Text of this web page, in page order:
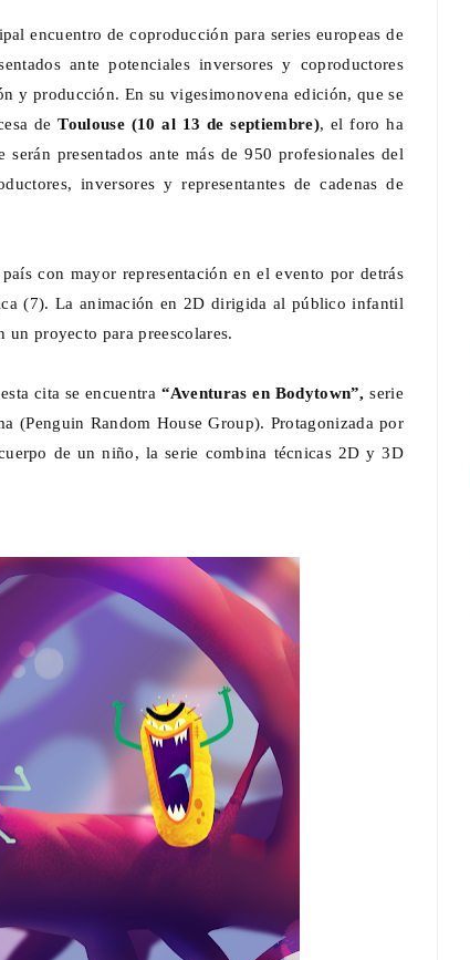
encuentro de coproducción para series europeas de
ante potenciales inversores y coproductores
y producción. En su vigesimonovena edición, que se
deToulouse (10 al 13 de septiembre), el foro ha
presentados ante más de 950 profesionales del
inversores y representantes de cadenas de
con mayor representación en el evento por detrás
(7). La animación en 2D dirigida al público infantil
un proyecto para preescolares.
cita se encuentra “Aventuras en Bodytown”, serie
(Penguin Random House Group). Protagonizada por
de un niño, la serie combina técnicas 2D y 3D